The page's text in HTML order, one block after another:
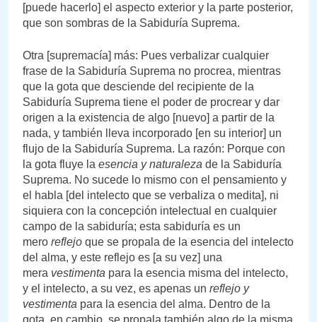
[puede hacerlo] el aspecto exterior y la parte posterior,
que son sombras de la Sabiduría Suprema.
Otra [supremacía] más: Pues verbalizar cualquier
frase de la Sabiduría Suprema no procrea, mientras
que la gota que desciende del recipiente de la
Sabiduría Suprema tiene el poder de procrear y dar
origen a la existencia de algo [nuevo] a partir de la
nada, y también lleva incorporado [en su interior] un
flujo de la Sabiduría Suprema. La razón: Porque con
la gota fluye la esencia y naturaleza de la Sabiduría
Suprema. No sucede lo mismo con el pensamiento y
el habla [del intelecto que se verbaliza o medita], ni
siquiera con la concepción intelectual en cualquier
campo de la sabiduría; esta sabiduría es un
mero reflejo que se propala de la esencia del intelecto
del alma, y este reflejo es [a su vez] una
mera vestimenta para la esencia misma del intelecto,
y el intelecto, a su vez, es apenas un reflejo y
vestimenta para la esencia del alma. Dentro de la
gota, en cambio, se propala también algo de la misma